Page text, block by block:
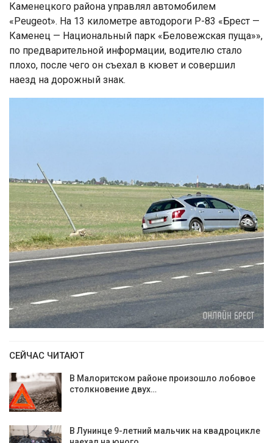
Каменецкого района управлял автомобилем
«Peugeot». На 13 километре автодороги Р-83 «Брест —
Каменец — Национальный парк «Беловежская пуща»»,
по предварительной информации, водителю стало
плохо, после чего он съехал в кювет и совершил
наезд на дорожный знак.
СЕЙЧАС ЧИТАЮТ
В Малоритском районе произошло лобовое
столкновение двух…
В Лунинце 9-летний мальчик на квадроцикле